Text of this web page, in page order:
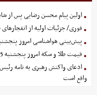
اولین پیام محسن رضایی پس از
فوری/ جزئیات اولیه از
پیش‌بینی هواشناسی امروز پنجشنبه ۱۵ مرداد
قیمت طلا و سکه امروز پنجشنبه 15 مرداد 1405+ جدول
ادعای واکنش رهبری به نامه
واقع است